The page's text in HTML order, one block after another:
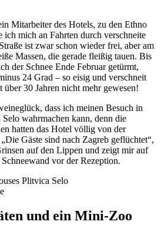
Mitarbeiter des Hotels, zu den Ethno
ich mich an Fahrten durch verschneite
ist zwar schon wieder frei, aber am
Massen, die gerade fleißig tauen. Bis
der Schnee Ende Februar getürmt,
24 Grad – so eisig und verschneit
über 30 Jahren nicht mehr gewesen!
dass ich meinen Besuch in
wahrmachen kann, denn die
hatten das Hotel völlig von der
Gäste sind nach Zagreb geflüchtet“,
auf den Lippen und zeigt mir auf
vor der Rezeption.
und ein Mini-Zoo